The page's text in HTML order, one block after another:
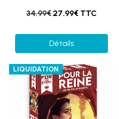
34.99€ 27.99€ TTC
Détails
LIQUIDATION